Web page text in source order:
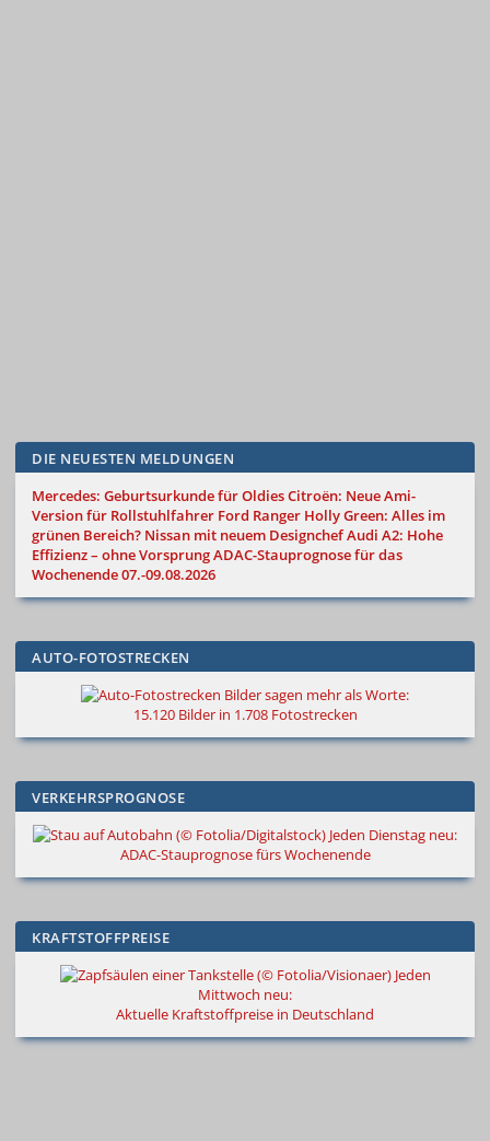
DIE NEUESTEN MELDUNGEN
Mercedes: Geburtsurkunde für OldiesCitroën: Neue Ami-
Version für Rollstuhlfahrer Ford Ranger Holly Green: Alles im
grünen Bereich? Nissan mit neuem DesignchefAudi A2: Hohe
Effizienz – ohne VorsprungADAC-Stauprognose für das
Wochenende 07.-09.08.2026
AUTO-FOTOSTRECKEN
Bilder sagen mehr als Worte:
15.120 Bilder in 1.708 Fotostrecken
VERKEHRSPROGNOSE
Jeden Dienstag neu:
ADAC-Stauprognose fürs Wochenende
KRAFTSTOFFPREISE
Jeden
Mittwoch neu:
Aktuelle Kraftstoffpreise in Deutschland